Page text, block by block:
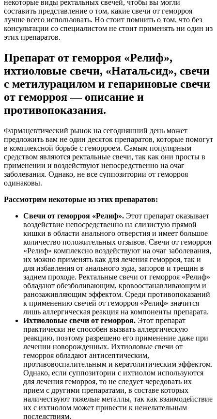
некоторые виды ректальных свечей, чтобы вы могли
составить представление о том, какие свечи от геморроя
лучше всего использовать. Но стоит помнить о том, что без
консультации со специалистом не стоит применять ни один из
этих препаратов.
Препарат от геморроя «Релиф»,
ихтиоловые свечи, «Натальсид», свечи
с метилурацилом и гепариновые свечи
от геморроя — описание и
противопоказания.
Фармацевтический рынок на сегодняшний день может
предложить вам не один десяток препаратов, которые помогут
в комплексной борьбе с геморроем. Самым популярным
средством являются ректальные свечи, так как они просты в
применении и воздействуют непосредственно на очаг
заболевания. Однако, не все суппозитории от геморроя
одинаковы.
Рассмотрим некоторые из этих препаратов:
Свечи от геморроя «Релиф». Этот препарат оказывает
воздействие непосредственно на слизистую прямой
кишки в области анального отверстия и имеет большое
количество положительных отзывов. Свечи от геморроя
«Релиф» комплексно воздействуют на очаг заболевания,
их можно применять как для лечения геморроя, так и
для избавления от анального зуда, запоров и трещин в
заднем проходе. Ректальные свечи от геморроя «Релиф»
обладают обезболивающим, кровоостанавливающим и
ранозаживляющим эффектом. Среди противопоказаний
к применению свечей от геморроя «Релиф» значится
лишь аллергическая реакция на компоненты препарата.
Ихтиоловые свечи от геморроя. Этот препарат
практически не способен вызвать аллергическую
реакцию, поэтому разрешено его применение даже при
лечении новорожденных. Ихтиоловые свечи от
геморроя обладают антисептическим,
противовоспалительным и кератолитическим эффектом.
Однако, если суппозитории с ихтиолом используются
для лечения геморроя, то не следует чередовать их
прием с другими препаратами, в составе которых
наличествуют тяжелые металлы, так как взаимодействие
их с ихтиолом может привести к нежелательным
последствиям.